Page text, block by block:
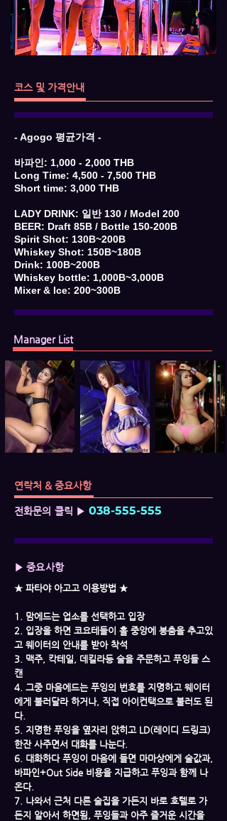
코스 및 가격안내
- Agogo 평균가격 -
바파인: 1,000 - 2,000 THB
Long Time: 4,500 - 7,500 THB
Short time: 3,000 THB
LADY DRINK: 일반 130 / Model 200
BEER: Draft 85B / Bottle 150-200B
Spirit Shot: 130B~200B
Whiskey Shot: 150B~180B
Drink: 100B~200B
Whiskey bottle: 1,000B~3,000B
Mixer & Ice: 200~300B
Manager List
연락처 & 중요사항
전화문의 클릭 ▶ 038-555-555
▶ 중요사항
★ 파타야 아고고 이용방법 ★
1. 맘에드는 업소를 선택하고 입장
2. 입장을 하면 코요테들이 홀 중앙에 봉춤을 추고있
고 웨이터의 안내를 받아 착석
3. 맥주, 칵테일, 데킬라등 술을 주문하고 푸잉들 스
캔
4. 그중 마음에드는 푸잉의 번호를 지명하고 웨이터
에게 불러달라 하거나, 직접 아이컨택으로 불러도 된
다.
5. 지명한 푸잉을 옆자리 앉히고 LD(레이디 드링크)
한잔 사주면서 대화를 나눈다.
6. 대화하다 푸잉이 마음에 들면 마마상에게 술값과,
바파인+Out Side 비용을 지급하고 푸잉과 함께 나
온다.
7. 나와서 근처 다른 술집을 가든지 바로 호텔로 가
든지 알아서 하면됨, 푸잉들과 아주 즐거운 시간을